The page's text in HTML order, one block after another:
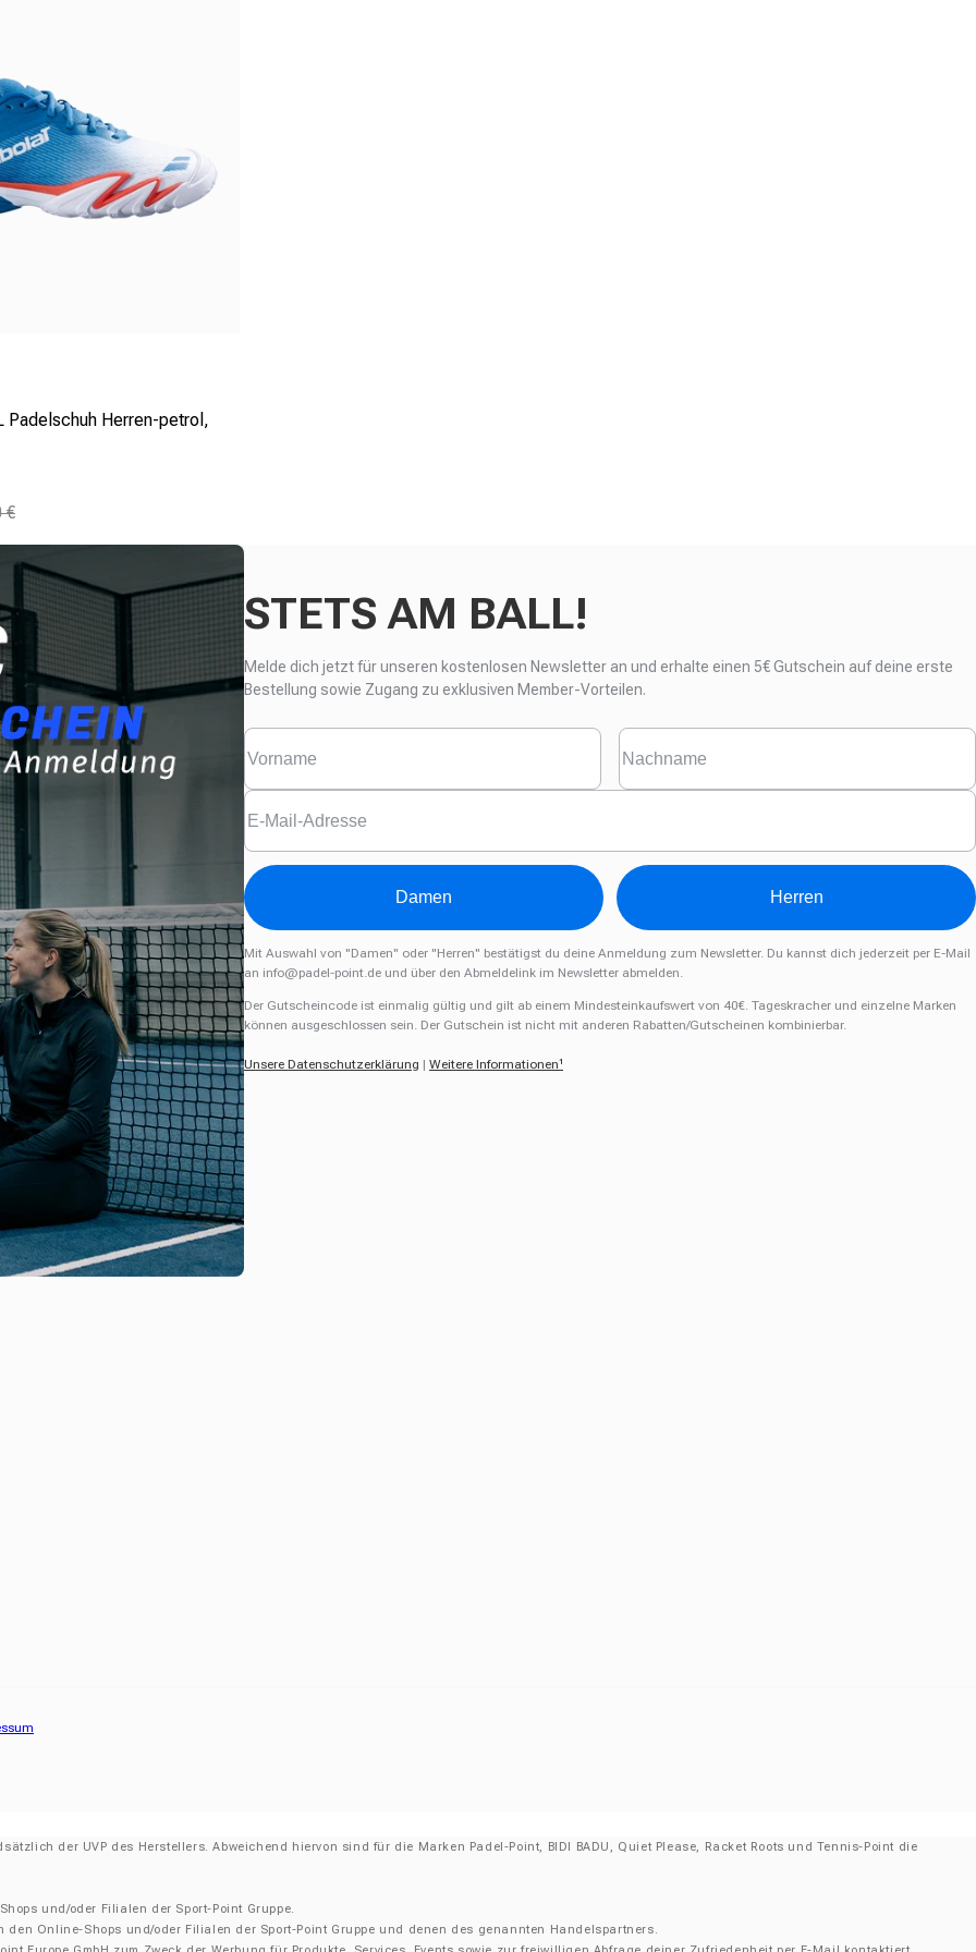
Padelschuh Herren-petrol,
€
STETS AM BALL!
Melde dich jetzt für unseren kostenlosen Newsletter an und erhalte einen 5€ Gutschein auf deine erste
Bestellung sowie Zugang zu exklusiven Member-Vorteilen.
Damen Herren
Mit Auswahl von "Damen" oder "Herren" bestätigst du deine Anmeldung zum Newsletter. Du kannst dich jederzeit per E-Mail
an info@padel-point.de und über den Abmeldelink im Newsletter abmelden.
Der Gutscheincode ist einmalig gültig und gilt ab einem Mindesteinkaufswert von 40€. Tageskracher und einzelne Marken
können ausgeschlossen sein. Der Gutschein ist nicht mit anderen Rabatten/Gutscheinen kombinierbar.
Unsere Datenschutzerklärung | Weitere Informationen¹
der UVP des Herstellers. Abweichend hiervon sind für die Marken Padel-Point, BIDI BADU, Quiet Please, Racket Roots und Tennis-Point die
und/oder Filialen der Sport-Point Gruppe.
Online-Shops und/oder Filialen der Sport-Point Gruppe und denen des genannten Handelspartners.